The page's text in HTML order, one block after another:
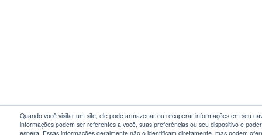
Quando você visitar um site, ele pode armazenar ou recuperar informações em seu
informações podem ser referentes a você, suas preferências ou seu dispositivo e
espera. Essas informações geralmente não o identificam diretamente, mas podem